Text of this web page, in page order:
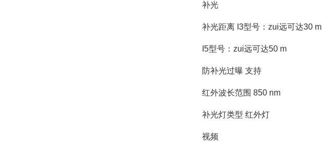
补光
补光距离 I3型号：zui远可达30 m
I5型号：zui远可达50 m
防补光过曝 支持
红外波长范围 850 nm
补光灯类型 红外灯
视频